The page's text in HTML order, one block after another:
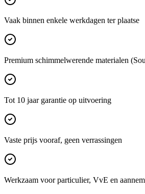
Vaak binnen enkele werkdagen ter plaatse
Premium schimmelwerende materialen
Tot 10 jaar garantie op uitvoering
Vaste prijs vooraf, geen verrassingen
Werkzaam voor particulier, VvE en